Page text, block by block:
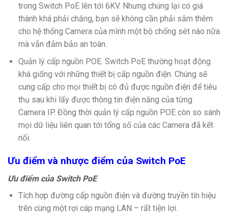
trong Switch PoE lên tới 6KV. Nhưng chúng lại có giá
thành khá phải chăng, bạn sẽ không cần phải sắm thêm
cho hệ thống Camera của mình một bộ chống sét nào nữa
mà vẫn đảm bảo an toàn.
Quản lý cấp nguồn POE: Switch PoE thường hoạt động
khá giống với những thiết bị cấp nguồn điện. Chúng sẽ
cung cấp cho mọi thiết bị có đủ được nguồn điện để tiêu
thụ sau khi lấy được thông tin điện năng của từng
Camera IP. Đồng thời quản lý cấp nguồn POE còn so sánh
mọi dữ liệu liên quan tới tổng số của các Camera đã kết
nối.
Ưu điểm và nhược điểm của Switch PoE
Ưu điểm của Switch PoE
Tích hợp đường cấp nguồn điện và đường truyền tín hiệu
trên cùng một rợi cáp mạng LAN – rất tiện lợi.